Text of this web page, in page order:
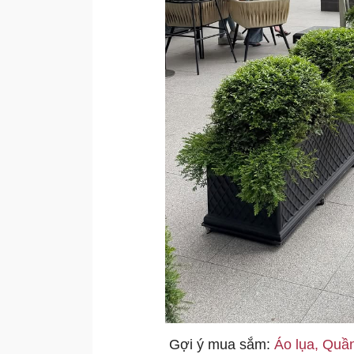
Gợi ý mua sắm: Áo lụa,